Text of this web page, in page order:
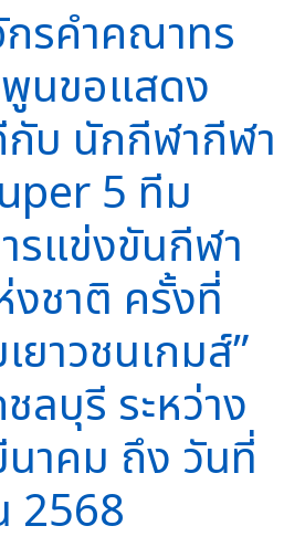
กรคำคณาทร
นขอแสดง
บ นักกีฬากีฬา
5 ทีม
รแข่งขันกีฬา
งชาติ ครั้งที่
ยาวชนเกมส์”
ลบุรี ระหว่าง
าคม ถึง วันที่
2568